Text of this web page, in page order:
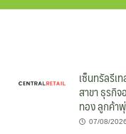
เซ็นทรัลรีเ
สาขา ธุรกิจ
ทอง ลูกค้า
07/08/